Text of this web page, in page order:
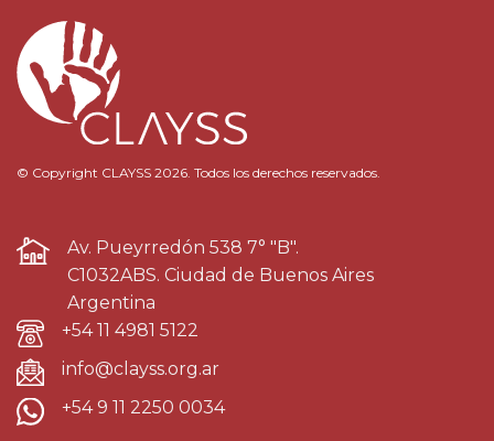
© Copyright CLAYSS 2026. Todos los derechos reservados.
Av. Pueyrredón 538 7° "B".
C1032ABS. Ciudad de Buenos Aires
Argentina
+54 11 4981 5122
info@clayss.org.ar
+54 9 11 2250 0034